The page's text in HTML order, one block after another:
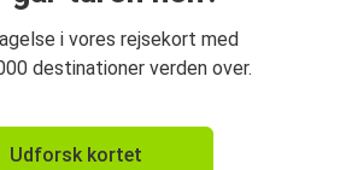
i vores rejsekort med
destinationer verden over.
Udforsk kortet